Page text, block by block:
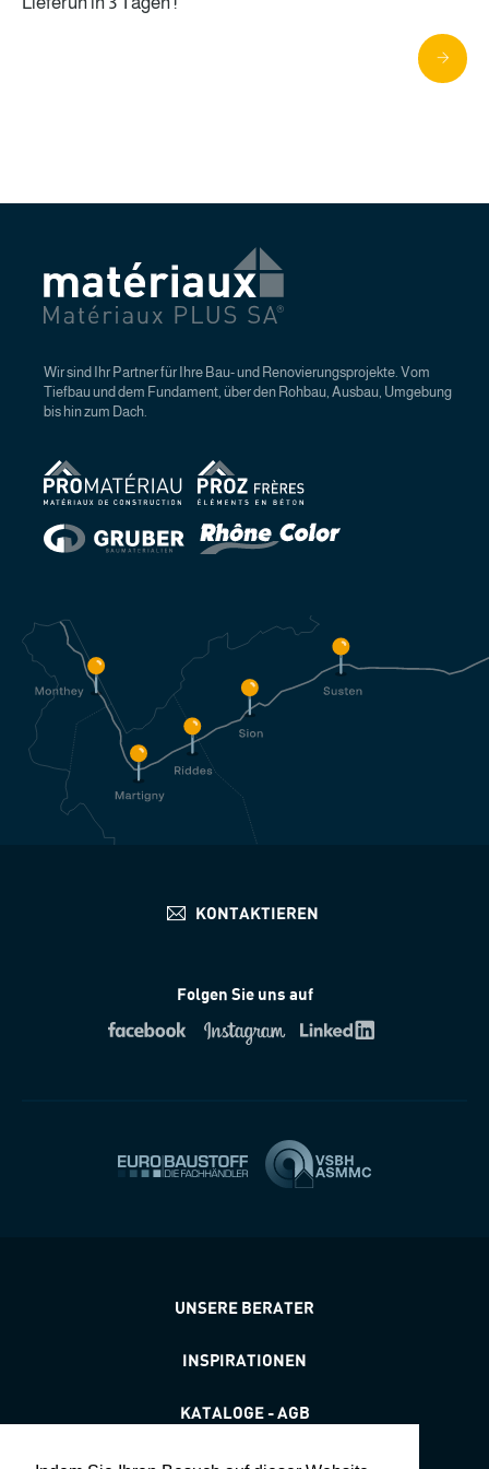
Wir sind Ihr Partner für Ihre Bau- und Renovierungsprojekte. Vom
Tiefbau und dem Fundament, über den Rohbau, Ausbau, Umgebung
bis hin zum Dach.
Folgen Sie uns auf
UNSERE BERATER
INSPIRATIONEN
KATALOGE - AGB